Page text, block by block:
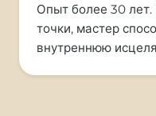
Опыт более 30
точки, мастер
внутреннюю